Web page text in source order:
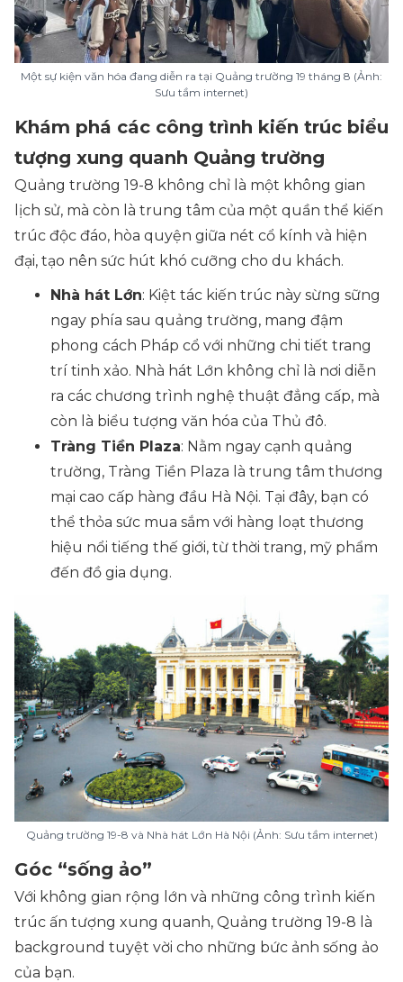
Một sự kiện văn hóa đang diễn ra tại Quảng trường 19 tháng 8 (Ảnh:
Sưu tầm internet)
Khám phá các công trình kiến trúc biểu
tượng xung quanh Quảng trường
Quảng trường 19-8 không chỉ là một không gian
lịch sử, mà còn là trung tâm của một quần thể kiến
trúc độc đáo, hòa quyện giữa nét cổ kính và hiện
đại, tạo nên sức hút khó cưỡng cho du khách.
Nhà hát Lớn: Kiệt tác kiến trúc này sừng sững
ngay phía sau quảng trường, mang đậm
phong cách Pháp cổ với những chi tiết trang
trí tinh xảo. Nhà hát Lớn không chỉ là nơi diễn
ra các chương trình nghệ thuật đẳng cấp, mà
còn là biểu tượng văn hóa của Thủ đô.
Tràng Tiền Plaza: Nằm ngay cạnh quảng
trường, Tràng Tiền Plaza là trung tâm thương
mại cao cấp hàng đầu Hà Nội. Tại đây, bạn có
thể thỏa sức mua sắm với hàng loạt thương
hiệu nổi tiếng thế giới, từ thời trang, mỹ phẩm
đến đồ gia dụng.
Quảng trường 19-8 và Nhà hát Lớn Hà Nội (Ảnh: Sưu tầm internet)
Góc “sống ảo”
Với không gian rộng lớn và những công trình kiến
trúc ấn tượng xung quanh, Quảng trường 19-8 là
background tuyệt vời cho những bức ảnh sống ảo
của bạn.